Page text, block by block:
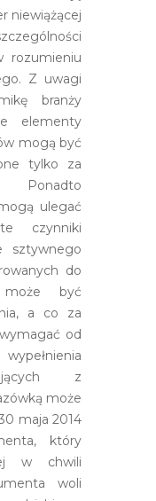
niewiążącej
rozumieniu
Z uwagi
branży
elementy
mogą być
tylko za
Ponadto
ulegać
czynniki
sztywnego
do
może być
a co za
od
z
może
maja 2014
który
w chwili
woli